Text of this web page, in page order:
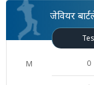
जेवियर
M 0